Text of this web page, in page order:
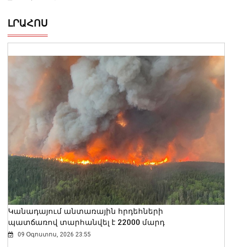
ԼՐԱՀՈՍ
Կանադայում անտառային հրդեհների
պատճառով տարհանվել է 22000 մարդ
09 Օգոստոս, 2026 23:55